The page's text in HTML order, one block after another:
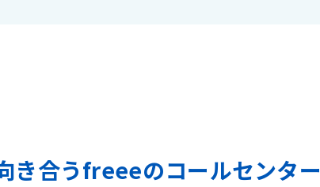
き合うfreeeのコールセンター